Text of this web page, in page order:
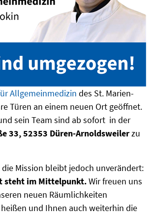
Allgemeinmedizin des St. Marien-
Türen an einem neuen Ort geöffnet.
sein Team sind ab sofort in der
33, 52353 Düren-Arnoldsweilerzu
Mission bleibt jedoch unverändert:
steht im Mittelpunkt.Wir freuen uns
neuen Räumlichkeiten
und Ihnen auch weiterhin die